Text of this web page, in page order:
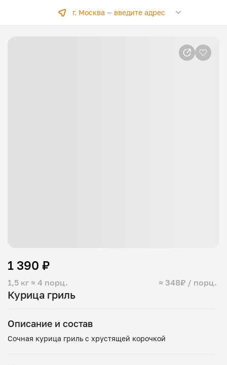
г. Москва —введите адрес
Курица гриль
1,5 кг ≈ 4 порц. ≈ 348₽ / порц.
1 390 ₽
Описание и состав